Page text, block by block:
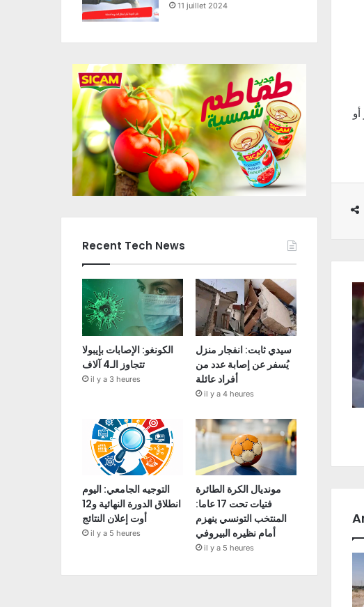
11 juillet 2024
Recent Tech News
الكونغو: الإصابات بإيبولا
تتجاوز الـ4 آلاف
il y a 3 heures
سيدي ثابت: انفجار منزل
يُسفر عن إصابة عدد من
أفراد عائلة
il y a 4 heures
التوجيه الجامعي: اليوم
انطلاق الدورة النهائية و12
أوت إعلان النتائج
il y a 5 heures
مونديال الكرة الطائرة
فتيات تحت 17 عاما:
المنتخب التونسي ينهزم
أمام نظيره البيروفي
il y a 5 heures